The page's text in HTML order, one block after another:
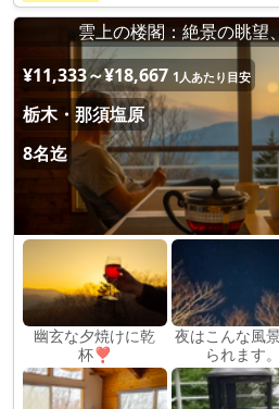
雲上の楼閣：絶景の眺望
¥11,333～¥18,667 1人あたり目安
栃木・那須塩原
8名迄
幽玄な夕焼けに乾
杯❣
夜はこんな風
られます。